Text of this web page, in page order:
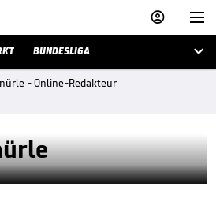


BUNDESLIGA 
- Online-Redakteur